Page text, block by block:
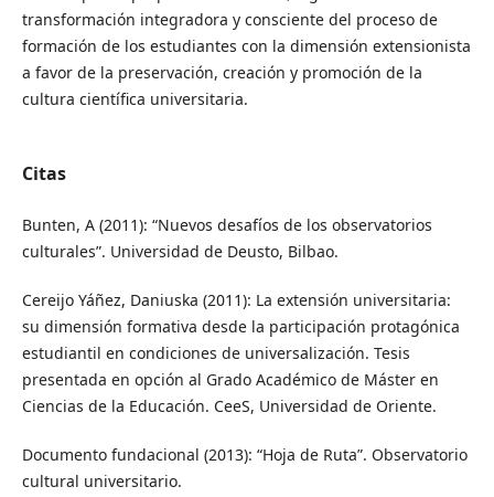
transformación integradora y consciente del proceso de
formación de los estudiantes con la dimensión extensionista
a favor de la preservación, creación y promoción de la
cultura científica universitaria.
Citas
Bunten, A (2011): “Nuevos desafíos de los observatorios
culturales”. Universidad de Deusto, Bilbao.
Cereijo Yáñez, Daniuska (2011): La extensión universitaria:
su dimensión formativa desde la participación protagónica
estudiantil en condiciones de universalización. Tesis
presentada en opción al Grado Académico de Máster en
Ciencias de la Educación. CeeS, Universidad de Oriente.
Documento fundacional (2013): “Hoja de Ruta”. Observatorio
cultural universitario.